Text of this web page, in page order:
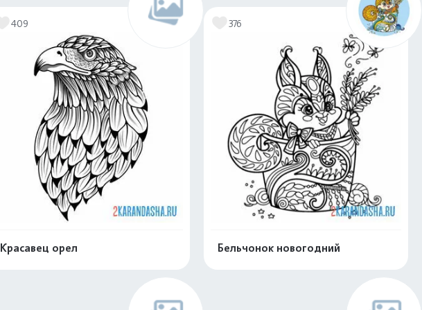
409
Красавец орел
376
Бельчонок новогодний